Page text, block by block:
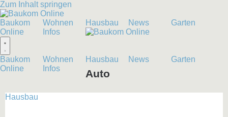
Zum Inhalt springen
Baukom
Online
Wohnen Hausbau News
Garten
Infos
Baukom
Online
Wohnen Hausbau News
Garten
Infos
Auto
Hausbau